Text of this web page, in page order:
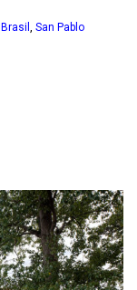
Brasil San Pablo